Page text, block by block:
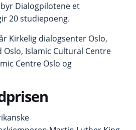
Dialogpilotene et
20 studiepoeng.
Kirkelig dialogsenter Oslo,
Oslo, Islamic Cultural Centre
Centre Oslo og